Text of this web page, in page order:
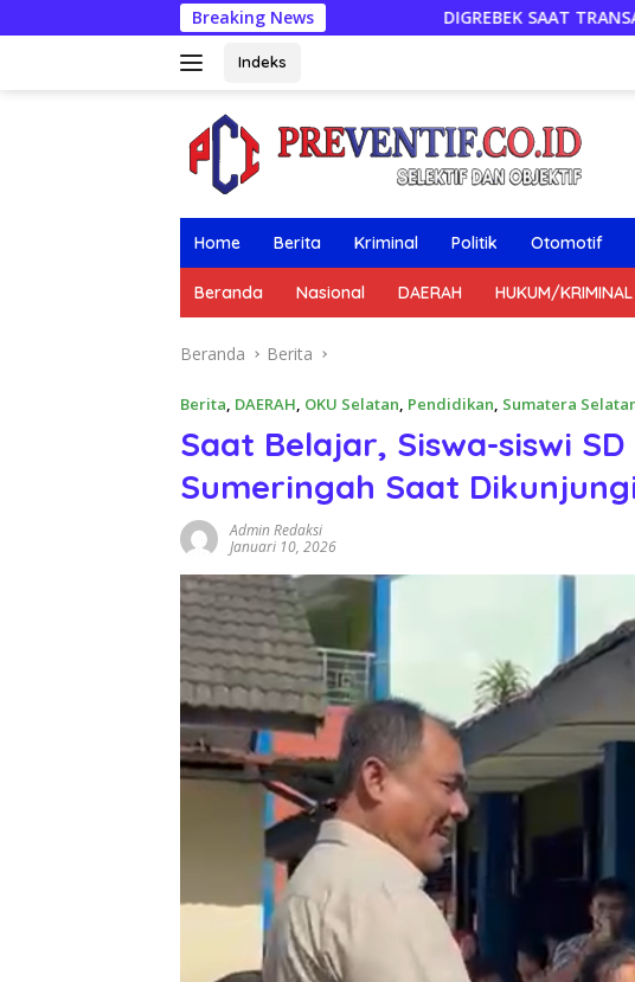
ke
Breaking News
DIGREBEK SAAT TRANSAKSI, PENGEDAR SABU DI
Indeks
Home Berita Kriminal Politik Otomotif
Beranda Nasional DAERAH HUKUM/KRIMINAL
Beranda Berita
Berita, DAERAH, OKU Selatan, Pendidikan, Sumatera
Saat Belajar, Siswa-siswi
Sumeringah Saat
Admin Redaksi
Januari 10, 2026